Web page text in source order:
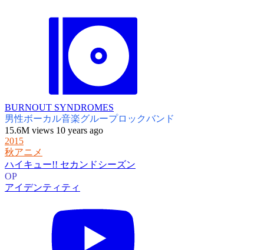
BURNOUT SYNDROMES
男性ボーカル音楽グループロックバンド
15.6M views 10 years ago
2015
秋アニメ
ハイキュー!! セカンドシーズン
OP
アイデンティティ